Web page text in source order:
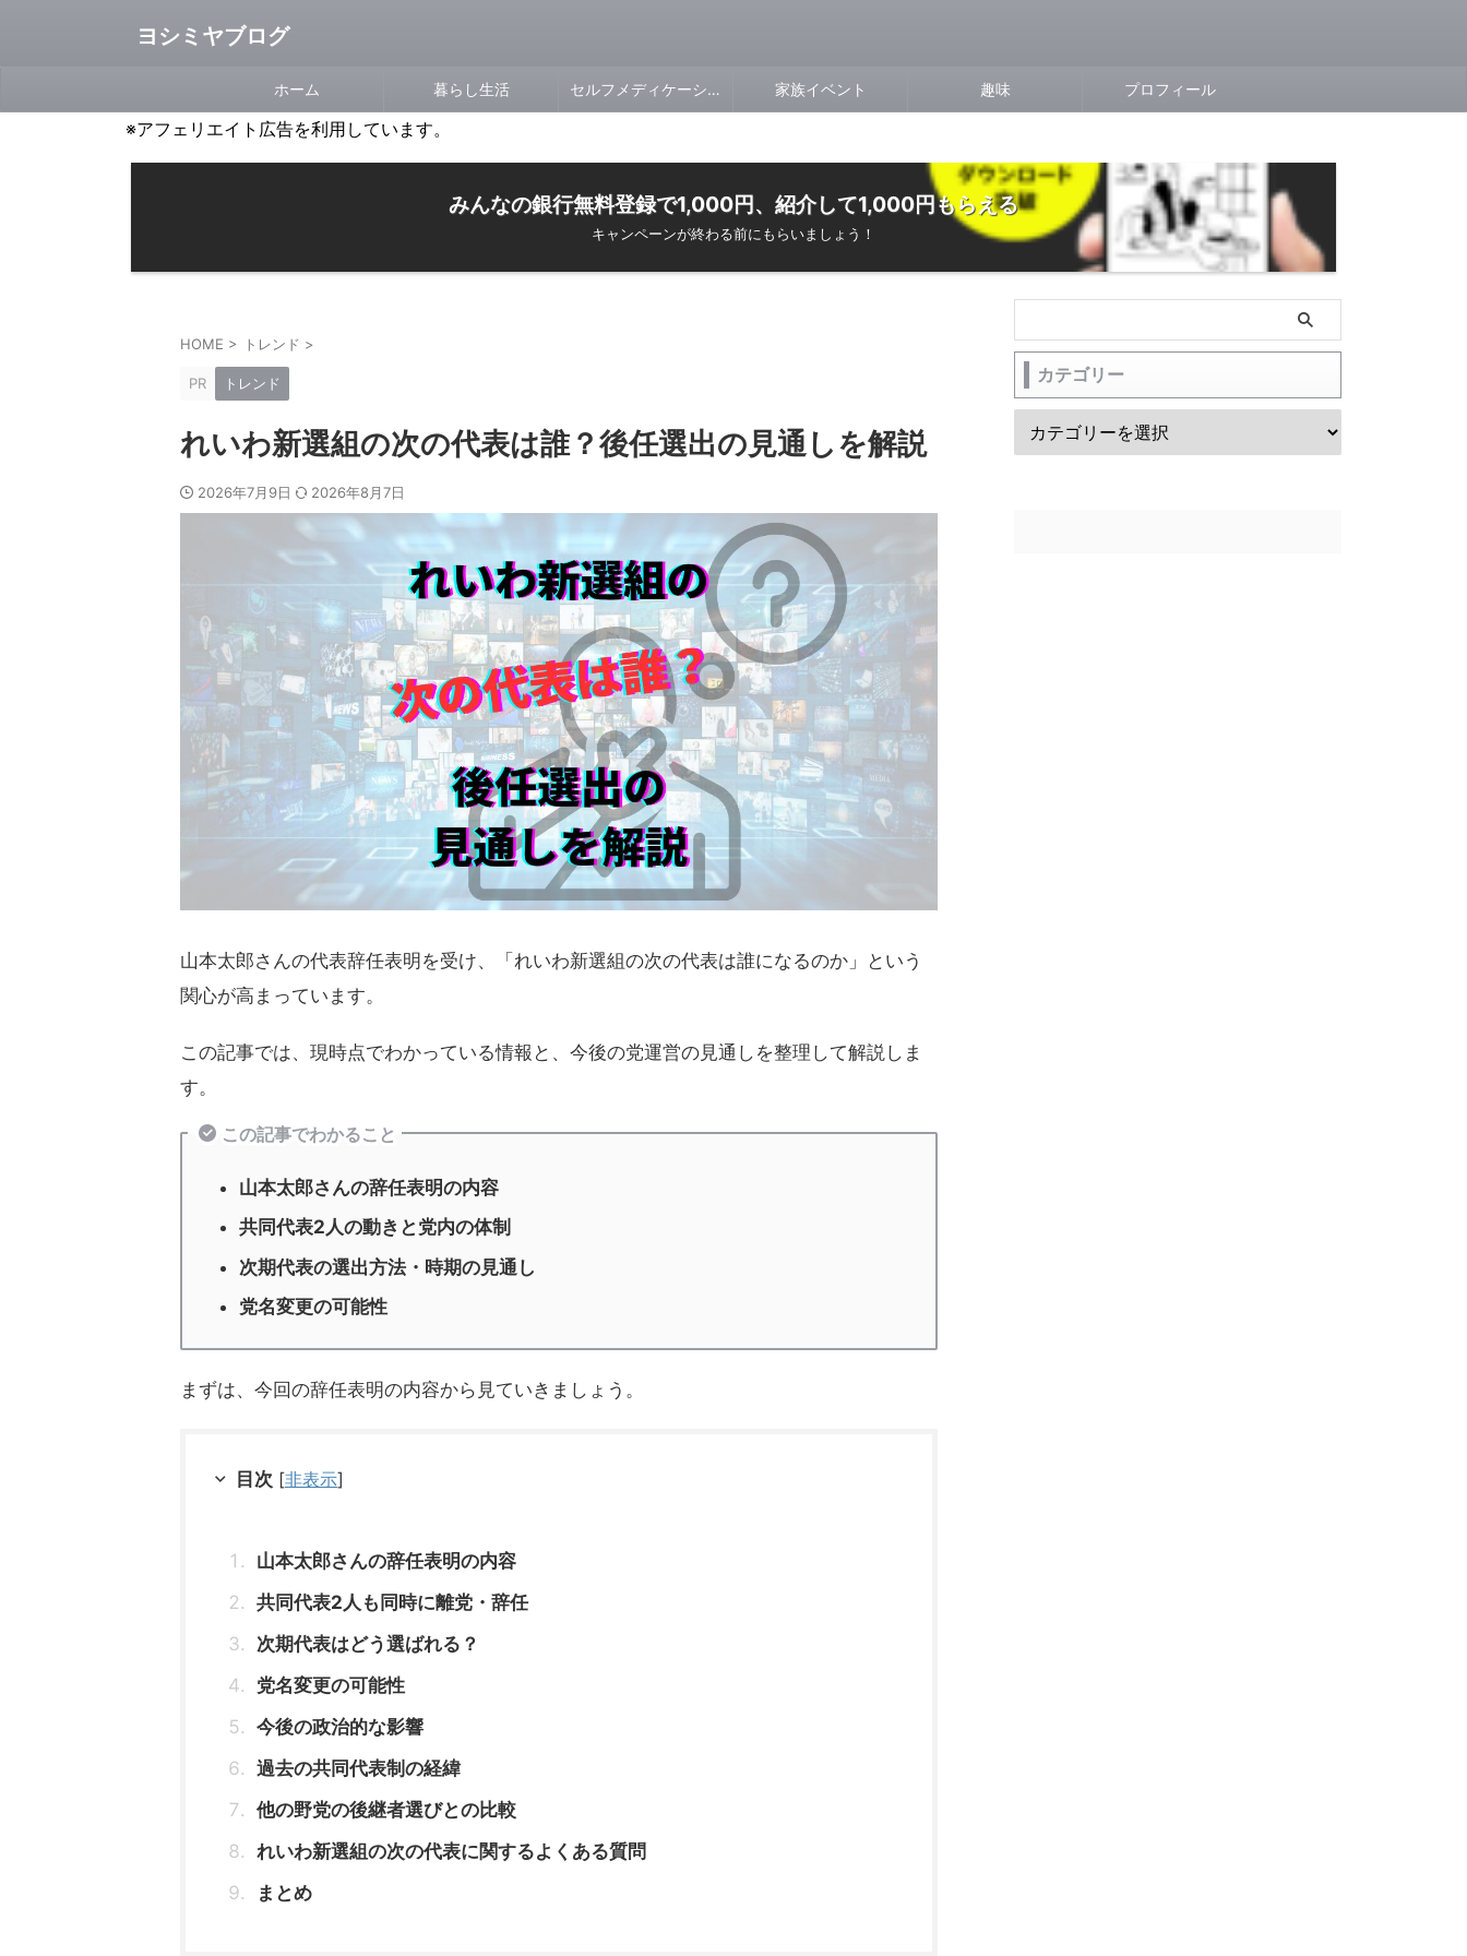
ヨシミヤブログ
ホーム 暮らし生活 セルフメディケーション 家族イベント 趣味 プロフィール
※アフェリエイト広告を利用しています。
みんなの銀行無料登録で1,000円、紹介して1,000円もらえる
キャンペーンが終わる前にもらいましょう！
HOME > トレンド >
PR トレンド
れいわ新選組の次の代表は誰？後任選出の見通しを解説
2026年7月9日 2026年8月7日
山本太郎さんの代表辞任表明を受け、「れいわ新選組の次の代表は誰になるのか」という
関心が高まっています。
この記事では、現時点でわかっている情報と、今後の党運営の見通しを整理して解説しま
す。
この記事でわかること
山本太郎さんの辞任表明の内容
共同代表2人の動きと党内の体制
次期代表の選出方法・時期の見通し
党名変更の可能性
まずは、今回の辞任表明の内容から見ていきましょう。
目次 [非表示]
山本太郎さんの辞任表明の内容
共同代表2人も同時に離党・辞任
次期代表はどう選ばれる？
党名変更の可能性
今後の政治的な影響
過去の共同代表制の経緯
他の野党の後継者選びとの比較
れいわ新選組の次の代表に関するよくある質問
まとめ
カテゴリー